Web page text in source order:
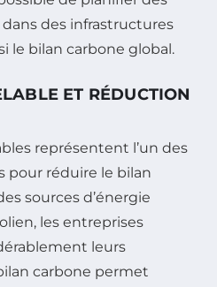
des infrastructures
le bilan carbone global.
ET RÉDUCTION
représentent l’un des
pour réduire le bilan
sources d’énergie
les entreprises
leurs
carbone permet